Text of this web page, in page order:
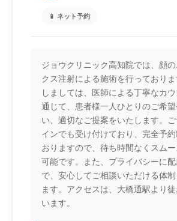
📱 ネット予約
ジョウクリニック高知院では、顔
クス注射による施術を行っており
しましては、医師による丁寧なカ
通じて、患者様一人ひとりのご希
い、適切なご提案をいたします。
インでも受け付けており、完全予
おりますので、待ち時間なくスム
可能です。また、プライバシーに
で、安心してご相談いただける体
ます。アクセスは、大橋通駅より
います。